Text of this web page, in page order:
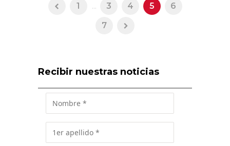
1 ... 3 4 5
6
7
Recibir nuestras noticias